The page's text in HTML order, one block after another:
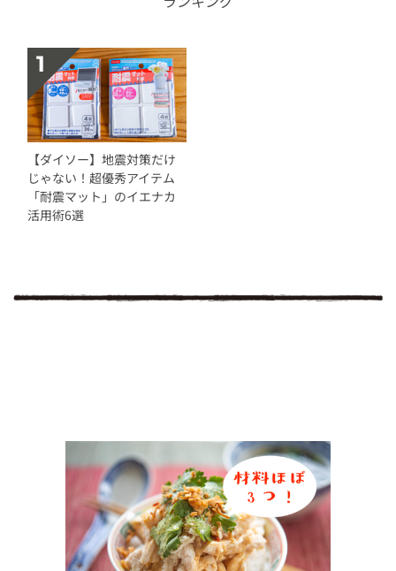
【ダイソー】地震対策だけ
じゃない！超優秀アイテム
「耐震マット」のイエナカ
活用術6選